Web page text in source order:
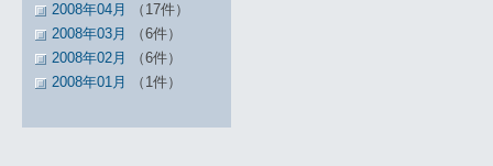
2008年04月
（17件）
2008年03月
（6件）
2008年02月
（6件）
2008年01月
（1件）